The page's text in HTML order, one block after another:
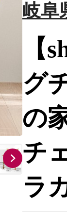
岐阜
【
グ
の
チ
ラ